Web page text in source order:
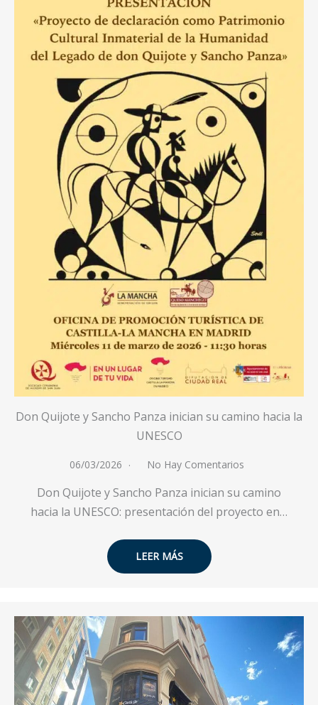
Don Quijote y Sancho Panza inician su camino hacia la
UNESCO
06/03/2026 No Hay Comentarios
Don Quijote y Sancho Panza inician su camino
hacia la UNESCO: presentación del proyecto en…
LEER MÁS